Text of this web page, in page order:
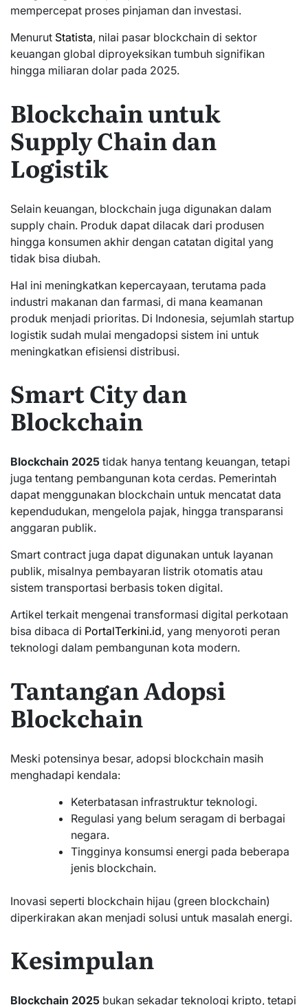
mempercepat proses pinjaman dan investasi.
Menurut Statista, nilai pasar blockchain di sektor
keuangan global diproyeksikan tumbuh signifikan
hingga miliaran dolar pada 2025.
Blockchain untuk
Supply Chain dan
Logistik
Selain keuangan, blockchain juga digunakan dalam
supply chain. Produk dapat dilacak dari produsen
hingga konsumen akhir dengan catatan digital yang
tidak bisa diubah.
Hal ini meningkatkan kepercayaan, terutama pada
industri makanan dan farmasi, di mana keamanan
produk menjadi prioritas. Di Indonesia, sejumlah startup
logistik sudah mulai mengadopsi sistem ini untuk
meningkatkan efisiensi distribusi.
Smart City dan
Blockchain
Blockchain 2025 tidak hanya tentang keuangan, tetapi
juga tentang pembangunan kota cerdas. Pemerintah
dapat menggunakan blockchain untuk mencatat data
kependudukan, mengelola pajak, hingga transparansi
anggaran publik.
Smart contract juga dapat digunakan untuk layanan
publik, misalnya pembayaran listrik otomatis atau
sistem transportasi berbasis token digital.
Artikel terkait mengenai transformasi digital perkotaan
bisa dibaca di PortalTerkini.id, yang menyoroti peran
teknologi dalam pembangunan kota modern.
Tantangan Adopsi
Blockchain
Meski potensinya besar, adopsi blockchain masih
menghadapi kendala:
Keterbatasan infrastruktur teknologi.
Regulasi yang belum seragam di berbagai
negara.
Tingginya konsumsi energi pada beberapa
jenis blockchain.
Inovasi seperti blockchain hijau (green blockchain)
diperkirakan akan menjadi solusi untuk masalah energi.
Kesimpulan
Blockchain 2025 bukan sekadar teknologi kripto, tetapi